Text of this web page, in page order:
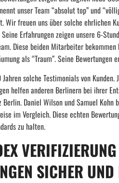
unser Team “absolut top” und
Wir freuen uns über solche ehrlichen
Erfahrungen zeigen unsere 6-
Diese beiden Mitarbeiter
als “Traum”. Seine
solche Testimonials von
helfen anderen Berlinern bei ihrer
Daniel Wilson und Samuel
im Vergleich. Diese echten
zu halten.
SICHER UND